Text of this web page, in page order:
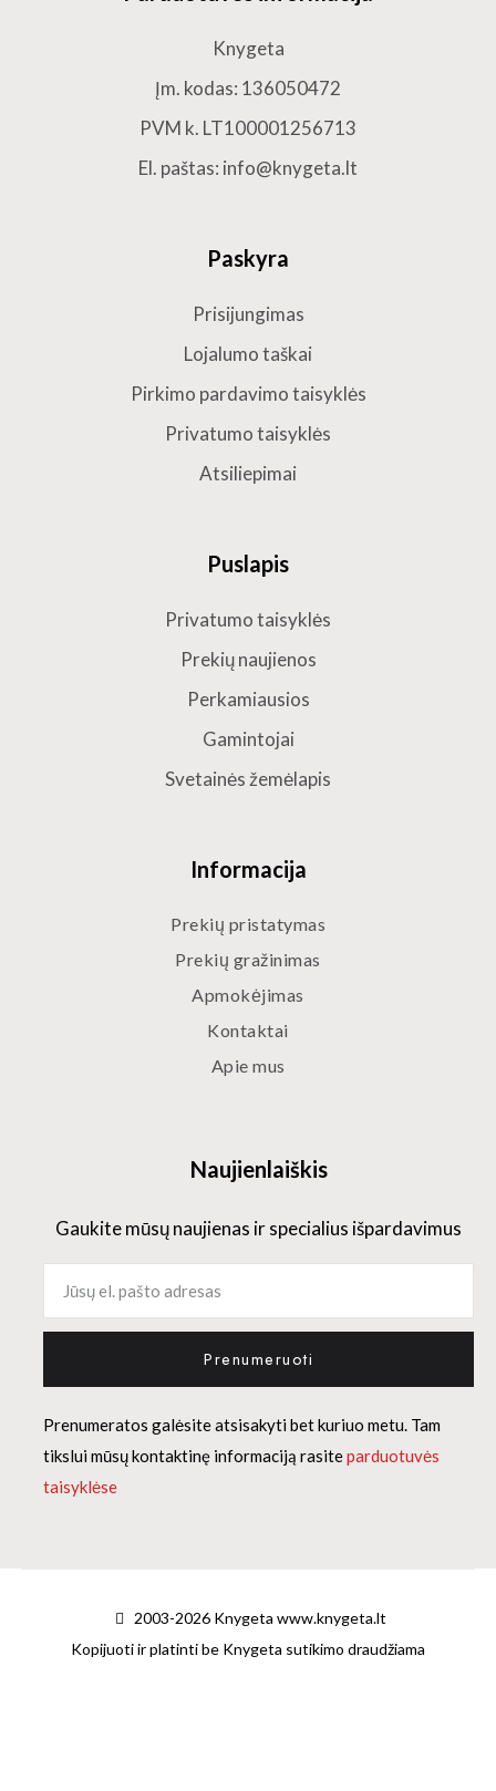
Informacija
Prekių pristatymas
Prekių gražinimas
Apmokėjimas
Kontaktai
Apie mus
Puslapis
Privatumo taisyklės
Prekių naujienos
Perkamiausios
Gamintojai
Svetainės žemėlapis
Paskyra
Prisijungimas
Lojalumo taškai
Pirkimo pardavimo taisyklės
Privatumo taisyklės
Atsiliepimai
Knygeta
Įm. kodas: 136050472
PVM k. LT100001256713
El. paštas: info@knygeta.lt
Naujienlaiškis
Gaukite mūsų naujienas ir specialius išpardavimus
Prenumeruoti
Prenumeratos galėsite atsisakyti bet kuriuo metu. Tam
tikslui mūsų kontaktinę informaciją rasiteparduotuvės
taisyklėse
2003-2026 Knygeta www.knygeta.lt
Kopijuoti ir platinti be Knygeta sutikimo draudžiama